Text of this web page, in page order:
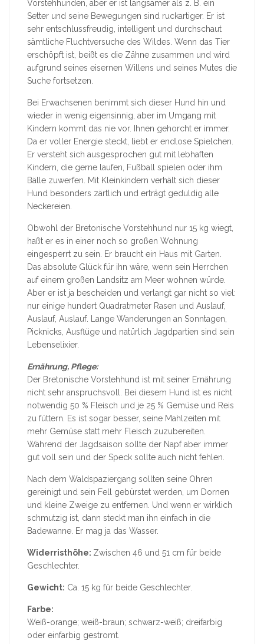
Vorstehhunden, aber er ist langsamer als z. B. ein
Setter und seine Bewegungen sind ruckartiger. Er ist
sehr entschlussfreudig, intelligent und durchschaut
sämtliche Fluchtversuche des Wildes. Wenn das Tier
erschöpft ist, beißt es die Zähne zusammen und wird
aufgrund seines eisernen Willens und seines Mutes die
Suche fortsetzen.
Bei Erwachsenen benimmt sich dieser Hund hin und
wieder in wenig eigensinnig, aber im Umgang mit
Kindern kommt das nie vor. Ihnen gehorcht er immer.
Da er voller Energie steckt, liebt er endlose Spielchen.
Er versteht sich ausgesprochen gut mit lebhaften
Kindern, die gerne laufen, Fußball spielen oder ihm
Bälle zuwerfen. Mit Kleinkindern verhält sich dieser
Hund besonders zärtlich und erträgt geduldig alle
Neckereien.
Obwohl der Bretonische Vorstehhund nur 15 kg wiegt,
haßt er es in einer noch so großen Wohnung
eingesperrt zu sein. Er braucht ein Haus mit Garten.
Das absolute Glück für ihn wäre, wenn sein Herrchen
auf einem großen Landsitz am Meer wohnen würde.
Aber er ist ja bescheiden und verlangt gar nicht so viel:
nur einige hundert Quadratmeter Rasen und Auslauf,
Auslauf, Auslauf. Lange Wanderungen an Sonntagen,
Picknicks, Ausflüge und natürlich Jagdpartien sind sein
Lebenselixier.
Ernährung, Pflege:
Der Bretonische Vorstehhund ist mit seiner Ernährung
nicht sehr anspruchsvoll. Bei diesem Hund ist es nicht
notwendig 50 % Fleisch und je 25 % Gemüse und Reis
zu füttern. Es ist sogar besser, seine Mahlzeiten mit
mehr Gemüse statt mehr Fleisch zuzubereiten.
Während der Jagdsaison sollte der Napf aber immer
gut voll sein und der Speck sollte auch nicht fehlen.
Nach dem Waldspaziergang sollten seine Ohren
gereinigt und sein Fell gebürstet werden, um Dornen
und kleine Zweige zu entfernen. Und wenn er wirklich
schmutzig ist, dann steckt man ihn einfach in die
Badewanne. Er mag ja das Wasser.
Widerristhöhe: Zwischen 46 und 51 cm für beide
Geschlechter.
Gewicht: Ca. 15 kg für beide Geschlechter.
Farbe:
Weiß-orange; weiß-braun; schwarz-weiß; dreifarbig
oder einfarbig gestromt.